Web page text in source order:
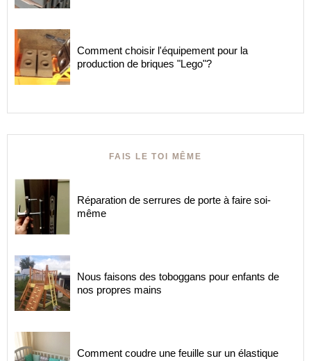
Comment choisir l'équipement pour la
production de briques "Lego"?
FAIS LE TOI MÊME
Réparation de serrures de porte à faire soi-
même
Nous faisons des toboggans pour enfants de
nos propres mains
Comment coudre une feuille sur un élastique